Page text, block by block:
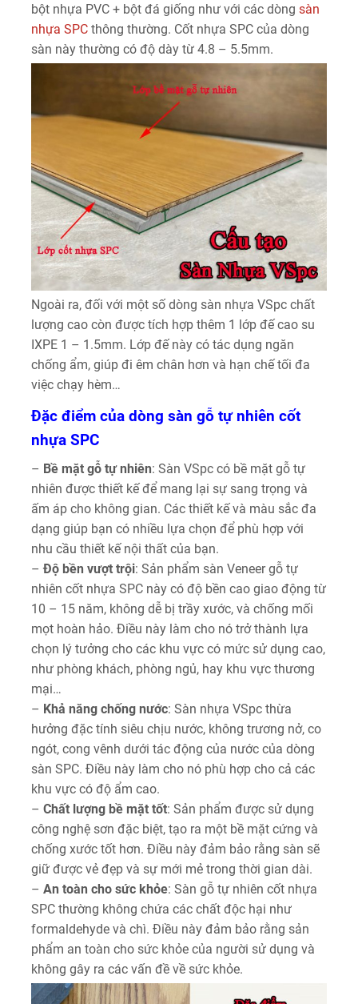
bột nhựa PVC + bột đá giống như với các dòng sàn
nhựa SPC thông thường. Cốt nhựa SPC của dòng
sàn này thường có độ dày từ 4.8 – 5.5mm.
Ngoài ra, đối với một số dòng sàn nhựa VSpc chất
lượng cao còn được tích hợp thêm 1 lớp đế cao su
IXPE 1 – 1.5mm. Lớp đế này có tác dụng ngăn
chống ẩm, giúp đi êm chân hơn và hạn chế tối đa
việc chạy hèm…
Đặc điểm của dòng sàn gỗ tự nhiên cốt
nhựa SPC
– Bề mặt gỗ tự nhiên: Sàn VSpc có bề mặt gỗ tự
nhiên được thiết kế để mang lại sự sang trọng và
ấm áp cho không gian. Các thiết kế và màu sắc đa
dạng giúp bạn có nhiều lựa chọn để phù hợp với
nhu cầu thiết kế nội thất của bạn.
–Độ bền vượt trội: Sản phẩm sàn Veneer gỗ tự
nhiên cốt nhựa SPC này có độ bền cao giao động từ
10 – 15 năm, không dễ bị trầy xước, và chống mối
mọt hoàn hảo. Điều này làm cho nó trở thành lựa
chọn lý tưởng cho các khu vực có mức sử dụng cao,
như phòng khách, phòng ngủ, hay khu vực thương
mại…
– Khả năng chống nước: Sàn nhựa VSpc thừa
hưởng đặc tính siêu chịu nước, không trương nở, co
ngót, cong vênh dưới tác động của nước của dòng
sàn SPC. Điều này làm cho nó phù hợp cho cả các
khu vực có độ ẩm cao.
– Chất lượng bề mặt tốt: Sản phẩm được sử dụng
công nghệ sơn đặc biệt, tạo ra một bề mặt cứng và
chống xước tốt hơn. Điều này đảm bảo rằng sàn sẽ
giữ được vẻ đẹp và sự mới mẻ trong thời gian dài.
– An toàn cho sức khỏe: Sàn gỗ tự nhiên cốt nhựa
SPC thường không chứa các chất độc hại như
formaldehyde và chì. Điều này đảm bảo rằng sản
phẩm an toàn cho sức khỏe của người sử dụng và
không gây ra các vấn đề về sức khỏe.